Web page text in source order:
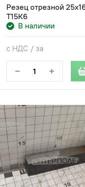
Резец отрезной
Т15К6
В наличии
с НДС / за
− +